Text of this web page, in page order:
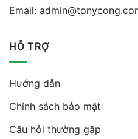
Email:
HỖ TRỢ
Hướng dẫn
Chính sách bảo mật
Câu hỏi thường gặp